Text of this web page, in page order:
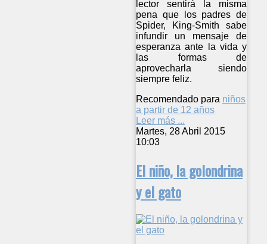
lector sentirá la misma
pena que los padres de
Spider, King-Smith sabe
infundir un mensaje de
esperanza ante la vida y
las formas de
aprovecharla siendo
siempre feliz.
Recomendado para niños
a partir de 12 años
Leer más ...
Martes, 28 Abril 2015
10:03
El niño, la golondrina
y el gato